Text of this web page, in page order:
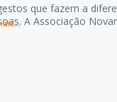
que fazem a
A Associação